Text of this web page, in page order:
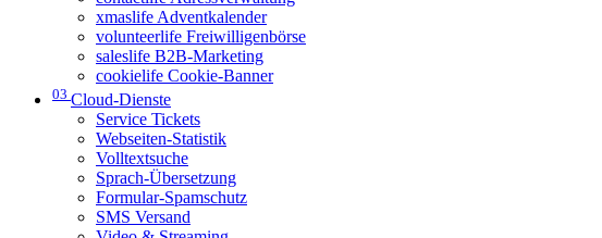
xmaslife Adventkalender
volunteerlife Freiwilligenbörse
saleslife B2B-Marketing
cookielife Cookie-Banner
03 Cloud-Dienste
Service Tickets
Webseiten-Statistik
Volltextsuche
Sprach-Übersetzung
Formular-Spamschutz
SMS Versand